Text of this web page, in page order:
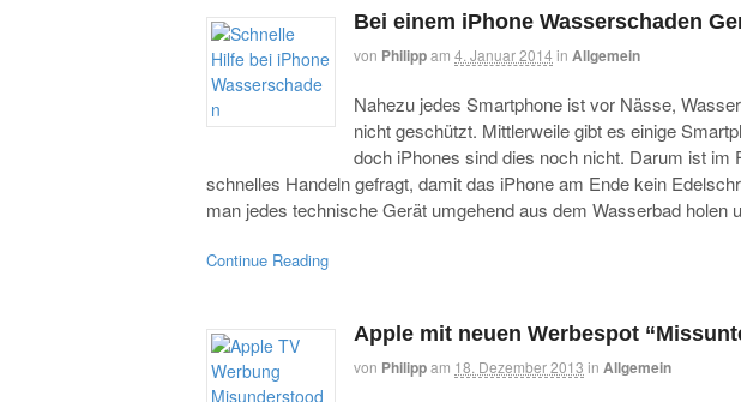
Bei einem iPhone Wasserschaden
von Philippam 4. Januar 2014 in Allgemein
Nahezu jedes Smartphone ist vor Nässe,
nicht geschützt. Mittlerweile gibt es einige
doch iPhones sind dies noch nicht. Darum ist im
schnelles Handeln gefragt, damit das iPhone am Ende kein
man jedes technische Gerät umgehend aus dem Wasserbad holen
Continue Reading
Apple mit neuen Werbespot
von Philippam 18. Dezember 2013 in Allgemein